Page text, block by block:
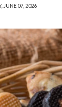
JUNE 07, 2026